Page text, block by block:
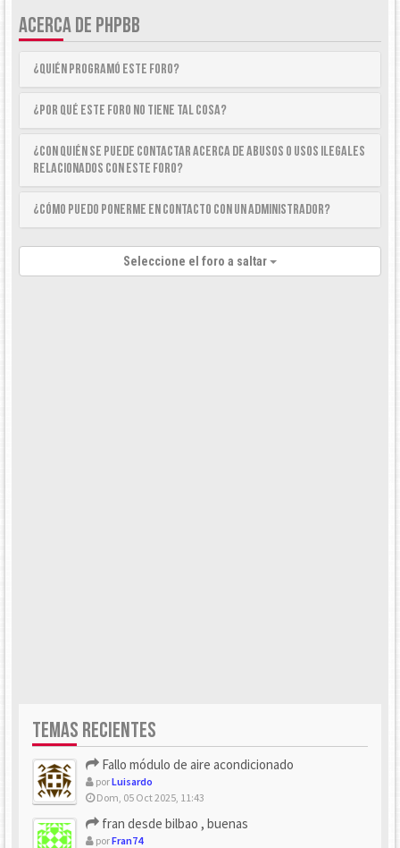
ACERCA DE PHPBB
¿Quién programó este foro?
¿Por qué este foro no tiene tal cosa?
¿Con quién se puede contactar acerca de abusos o usos ilegales
relacionados con este foro?
¿Cómo puedo ponerme en contacto con un Administrador?
Seleccione el foro a saltar
TEMAS RECIENTES
Fallo módulo de aire acondicionado
porLuisardo
Dom, 05 Oct 2025, 11:43
fran desde bilbao , buenas
porFran74